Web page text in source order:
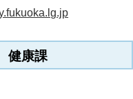
健康課